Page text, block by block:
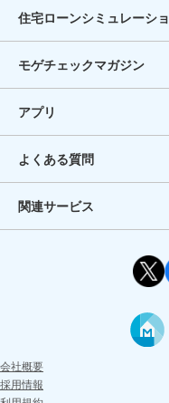
住宅ローンシミュレーシ
モゲチェックマガジン
アプリ
よくある質問
関連サービス
会社概要
採用情報